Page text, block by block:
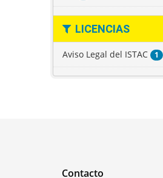
LICENCIAS
Aviso Legal del ISTAC 1
Contacto